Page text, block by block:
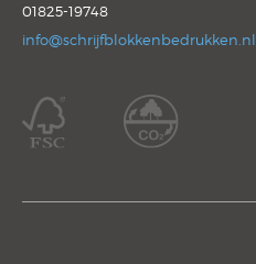
01825-19748
info@schrijfblokkenbedrukken.nl